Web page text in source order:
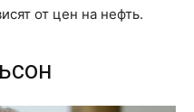
от цен на нефть.